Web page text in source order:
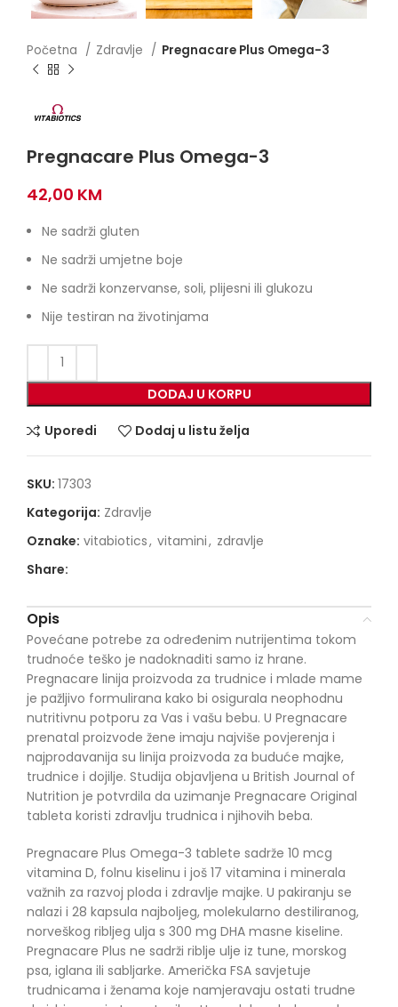
Početna Zdravlje Pregnacare Plus Omega-3
Pregnacare Plus Omega-3
42,00 KM
Ne sadrži gluten
Ne sadrži umjetne boje
Ne sadrži konzervanse, soli, plijesni ili glukozu
Nije testiran na životinjama
DODAJ U KORPU
Uporedi Dodaj u listu želja
SKU: 17303
Kategorija: Zdravlje
Oznake: vitabiotics, vitamini, zdravlje
Share:
Opis
Povećane potrebe za određenim nutrijentima tokom
trudnoće teško je nadoknaditi samo iz hrane.
Pregnacare linija proizvoda za trudnice i mlade mame
je pažljivo formulirana kako bi osigurala neophodnu
nutritivnu potporu za Vas i vašu bebu. U Pregnacare
prenatal proizvode žene imaju najviše povjerenja i
najprodavanija su linija proizvoda za buduće majke,
trudnice i dojilje. Studija objavljena u British Journal of
Nutrition je potvrdila da uzimanje Pregnacare Original
tableta koristi zdravlju trudnica i njihovih beba.
Pregnacare Plus Omega-3 tablete sadrže 10 mcg
vitamina D, folnu kiselinu i još 17 vitamina i minerala
važnih za razvoj ploda i zdravlje majke. U pakiranju se
nalazi i 28 kapsula najboljeg, molekularno destiliranog,
norveškog ribljeg ulja s 300 mg DHA masne kiseline.
Pregnacare Plus ne sadrži riblje ulje iz tune, morskog
psa, iglana ili sabljarke. Američka FSA savjetuje
trudnicama i ženama koje namjeravaju ostati trudne